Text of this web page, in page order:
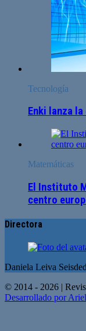
Tecnología
Enki lanza la
Matemáticas
El Instituto
centro
Directora
Daniela Leiva
© 2014 - 2026 |
Desarrollado por